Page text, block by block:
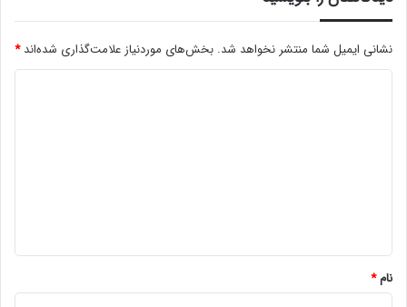
نشانی ایمیل شما منتشر نخواهد شد. بخش‌های موردنیاز علامت‌گذاری شده‌اند*
نام*